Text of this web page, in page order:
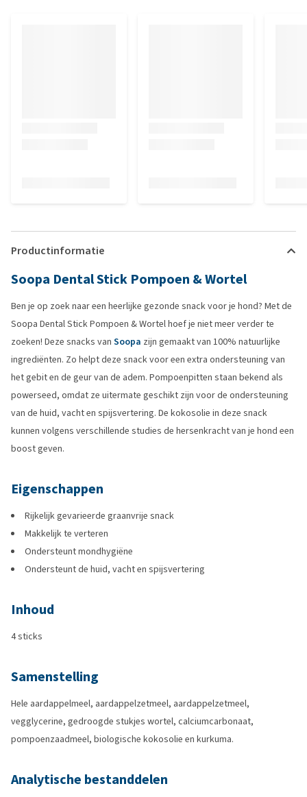
Productinformatie
Soopa Dental Stick Pompoen & Wortel
Ben je op zoek naar een heerlijke gezonde snack voor je hond? Met de
Soopa Dental Stick Pompoen & Wortel hoef je niet meer verder te
zoeken! Deze snacks van Soopa zijn gemaakt van 100% natuurlijke
ingrediënten. Zo helpt deze snack voor een extra ondersteuning van
het gebit en de geur van de adem. Pompoenpitten staan bekend als
powerseed, omdat ze uitermate geschikt zijn voor de ondersteuning
van de huid, vacht en spijsvertering. De kokosolie in deze snack
kunnen volgens verschillende studies de hersenkracht van je hond een
boost geven.
Eigenschappen
Rijkelijk gevarieerde graanvrije snack
Makkelijk te verteren
Ondersteunt mondhygiëne
Ondersteunt de huid, vacht en spijsvertering
Inhoud
4 sticks
Samenstelling
Hele aardappelmeel, aardappelzetmeel, aardappelzetmeel,
vegglycerine, gedroogde stukjes wortel, calciumcarbonaat,
pompoenzaadmeel, biologische kokosolie en kurkuma.
Analytische bestanddelen